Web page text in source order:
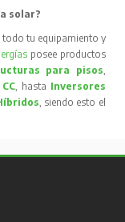
solar?
todo tu equipamiento y
posee productos
para pisos,
, hasta Inversores
, siendo esto el